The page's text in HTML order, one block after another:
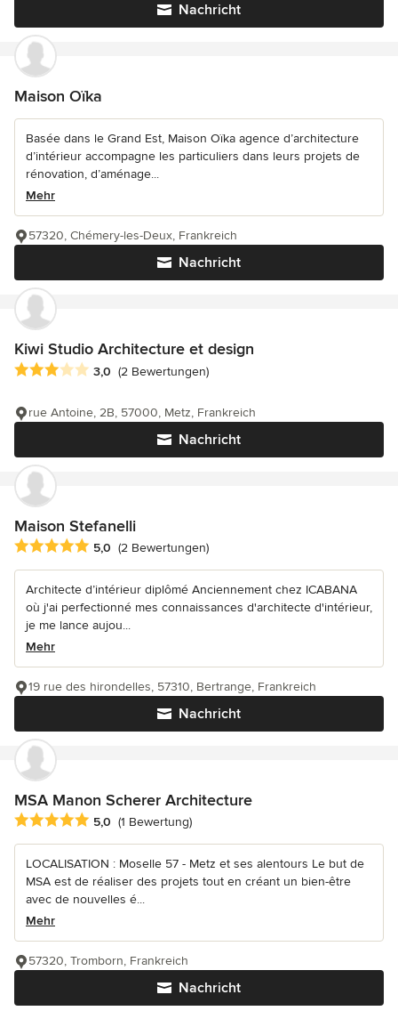
Nachricht
Maison Oïka
Basée dans le Grand Est, Maison Oïka agence d’architecture
d’intérieur accompagne les particuliers dans leurs projets de
rénovation, d’aménage...
Mehr
Nachricht
57320, Chémery-les-Deux, Frankreich
Kiwi Studio Architecture et design
Durchschnittliche Bewertung: 3 von 5 Sternen
3,0 (2 Bewertungen)
Nachricht
rue Antoine, 2B, 57000, Metz, Frankreich
Maison Stefanelli
Durchschnittliche Bewertung: 5 von 5 Sternen
5,0 (2 Bewertungen)
Architecte d’intérieur diplômé Anciennement chez ICABANA
où j'ai perfectionné mes connaissances d'architecte d'intérieur,
je me lance aujou...
Mehr
Nachricht
19 rue des hirondelles, 57310, Bertrange, Frankreich
MSA Manon Scherer Architecture
Durchschnittliche Bewertung: 5 von 5 Sternen
5,0 (1 Bewertung)
LOCALISATION : Moselle 57 - Metz et ses alentours Le but de
MSA est de réaliser des projets tout en créant un bien-être
avec de nouvelles é...
Mehr
Nachricht
57320, Tromborn, Frankreich